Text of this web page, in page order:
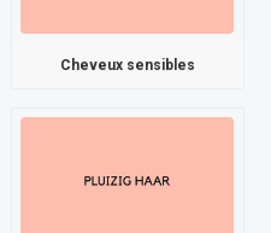
Cheveux sensibles